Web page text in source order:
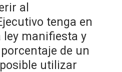
al
tenga en
ley manifiesta y
de un
utilizar